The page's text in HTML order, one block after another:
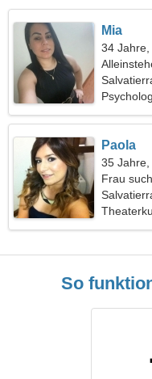
Mia
34 Jahre,
Paola
35 Jahre,
Frau
So